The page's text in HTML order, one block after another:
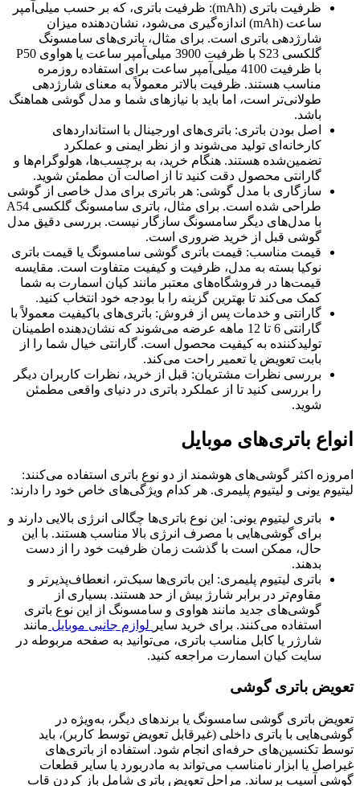
ظرفیت باتری (mAh): ظرفیت باتری، که بر حسب میلی‌آمپر
ساعت (mAh) اندازه‌گیری می‌شود، نشان‌دهنده میزان
شارژدهی باتری است. برای مثال، باتری‌های سامسونگ
گلکسی S23 با ظرفیت 3900 میلی‌آمپر ساعت یا هواوی P50
با ظرفیت 4100 میلی‌آمپر ساعت برای استفاده روزمره
مناسب هستند. ظرفیت بالاتر معمولاً به معنای شارژدهی
طولانی‌تر است، اما باید با نیازهای شما و مدل گوشی هماهنگ
باشد.
اصل بودن باتری: باتری‌های اورجینال با استانداردهای
کارخانه‌ای تولید می‌شوند و از نظر ایمنی و عملکرد
تضمین‌شده هستند. هنگام خرید، به برچسب‌ها، هولوگرام‌ها و
گارانتی محصول دقت کنید تا از اصالت آن مطمئن شوید.
سازگاری با مدل گوشی: هر باتری برای مدل خاصی از گوشی
طراحی شده است. برای مثال، باتری سامسونگ گلکسی A54
با مدل‌های دیگر سامسونگ سازگار نیست. بررسی دقیق مدل
گوشی قبل از خرید ضروری است.
قیمت مناسب: قیمت باتری گوشی سامسونگ یا قیمت باتری
نوکیا بسته به مدل، ظرفیت و کیفیت متفاوت است. مقایسه
قیمت‌ها در فروشگاه‌های معتبر مانند کیان اسمارت به شما
کمک می‌کند تا بهترین گزینه را با بودجه خود انتخاب کنید.
گارانتی و خدمات پس از فروش: باتری‌های باکیفیت معمولاً با
گارانتی 6 تا 12 ماهه عرضه می‌شوند که نشان‌دهنده اطمینان
تولیدکننده به کیفیت محصول است. گارانتی خیال شما را از
بابت تعویض یا تعمیر راحت می‌کند.
بررسی نظرات مشتریان: قبل از خرید، نظرات کاربران دیگر
را بررسی کنید تا از عملکرد باتری در دنیای واقعی مطمئن
شوید.
انواع باتری‌های موبایل
امروزه اکثر گوشی‌های هوشمند از دو نوع باتری استفاده می‌کنند:
لیتیوم یونی و لیتیوم پلیمری. هر کدام ویژگی‌های خاص خود را دارند:
باتری لیتیوم یونی: این نوع باتری‌ها چگالی انرژی بالایی دارند و
برای گوشی‌هایی با مصرف انرژی بالا مناسب هستند. با این
حال، ممکن است با گذشت زمان ظرفیت خود را از دست
بدهند.
باتری لیتیوم پلیمری: این باتری‌ها سبک‌تر، انعطاف‌پذیرتر و
مقاوم‌تر در برابر شارژ بیش از حد هستند. بسیاری از
گوشی‌های جدید مانند هواوی و سامسونگ از این نوع باتری
استفاده می‌کنند. برای خرید سایر لوازم جانبی موبایل مانند
شارژر یا کابل مناسب باتری، می‌توانید به صفحه مربوطه در
سایت کیان اسمارت مراجعه کنید.
تعویض باتری گوشی
تعویض باتری گوشی سامسونگ یا برندهای دیگر، به‌ویژه در
گوشی‌هایی با باتری داخلی (غیرقابل تعویض توسط کاربر)، باید
توسط تکنسین‌های حرفه‌ای انجام شود. استفاده از باتری‌های
غیراصل یا ابزار نامناسب می‌تواند به مادربورد یا سایر قطعات
گوشی آسیب برساند. مراحل تعویض باتری شامل باز کردن قاب